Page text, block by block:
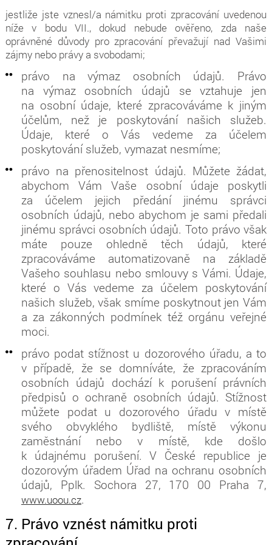
jestliže jste vznesl/a námitku proti zpracování uvedenou
níže v bodu VII., dokud nebude ověřeno, zda naše
oprávněné důvody pro zpracování převažují nad Vašimi
zájmy nebo právy a svobodami;
právo na výmaz osobních údajů. Právo
na výmaz osobních údajů se vztahuje jen
na osobní údaje, které zpracováváme k jiným
účelům, než je poskytování našich služeb.
Údaje, které o Vás vedeme za účelem
poskytování služeb, vymazat nesmíme;
právo na přenositelnost údajů. Můžete žádat,
abychom Vám Vaše osobní údaje poskytli
za účelem jejich předání jinému správci
osobních údajů, nebo abychom je sami předali
jinému správci osobních údajů. Toto právo však
máte pouze ohledně těch údajů, které
zpracováváme automatizovaně na základě
Vašeho souhlasu nebo smlouvy s Vámi. Údaje,
které o Vás vedeme za účelem poskytování
našich služeb, však smíme poskytnout jen Vám
a za zákonných podmínek též orgánu veřejné
moci.
právo podat stížnost u dozorového úřadu, a to
v případě, že se domníváte, že zpracováním
osobních údajů dochází k porušení právních
předpisů o ochraně osobních údajů. Stížnost
můžete podat u dozorového úřadu v místě
svého obvyklého bydliště, místě výkonu
zaměstnání nebo v místě, kde došlo
k údajnému porušení. V České republice je
dozorovým úřadem Úřad na ochranu osobních
údajů, Pplk. Sochora 27, 170 00 Praha 7,
www.uoou.cz.
7. Právo vznést námitku proti